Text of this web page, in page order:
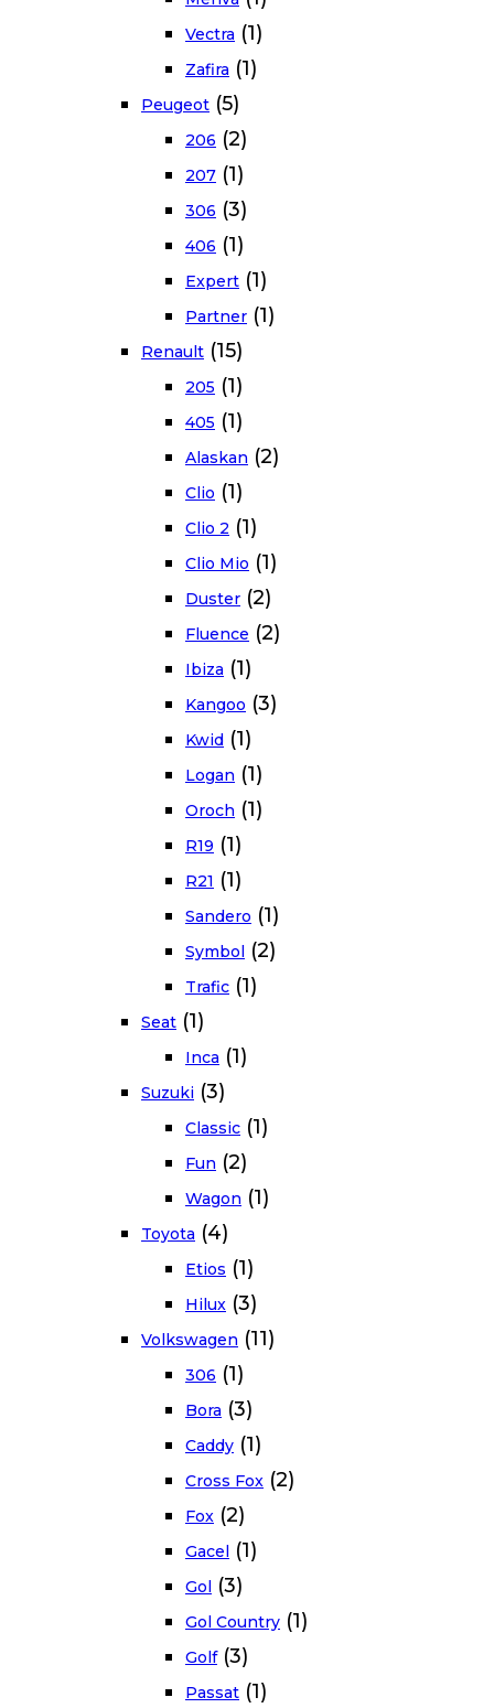
Vectra (1)
Zafira (1)
Peugeot (5)
206 (2)
207 (1)
306 (3)
406 (1)
Expert (1)
Partner (1)
Renault (15)
205 (1)
405 (1)
Alaskan (2)
Clio (1)
Clio 2 (1)
Clio Mio (1)
Duster (2)
Fluence (2)
Ibiza (1)
Kangoo (3)
Kwid (1)
Logan (1)
Oroch (1)
R19 (1)
R21 (1)
Sandero (1)
Symbol (2)
Trafic (1)
Seat (1)
Inca (1)
Suzuki (3)
Classic (1)
Fun (2)
Wagon (1)
Toyota (4)
Etios (1)
Hilux (3)
Volkswagen (11)
306 (1)
Bora (3)
Caddy (1)
Cross Fox (2)
Fox (2)
Gacel (1)
Gol (3)
Gol Country (1)
Golf (3)
Passat (1)